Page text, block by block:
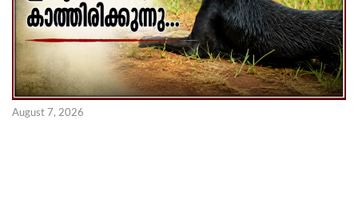
August 7, 2026